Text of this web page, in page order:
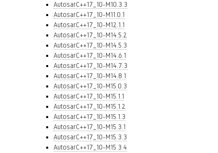
AutosarC++17_10-M10.3.3
AutosarC++17_10-M11.0.1
AutosarC++17_10-M12.1.1
AutosarC++17_10-M14.5.2
AutosarC++17_10-M14.5.3
AutosarC++17_10-M14.6.1
AutosarC++17_10-M14.7.3
AutosarC++17_10-M14.8.1
AutosarC++17_10-M15.0.3
AutosarC++17_10-M15.1.1
AutosarC++17_10-M15.1.2
AutosarC++17_10-M15.1.3
AutosarC++17_10-M15.3.1
AutosarC++17_10-M15.3.3
AutosarC++17_10-M15.3.4